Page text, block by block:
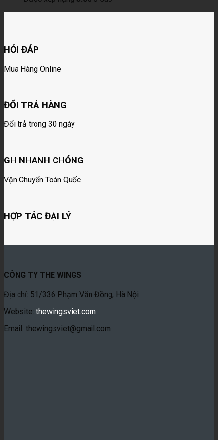
HỎI ĐÁP
Mua Hàng Online
ĐỔI TRẢ HÀNG
Đổi trả trong 30 ngày
GH NHANH CHÓNG
Vận Chuyển Toàn Quốc
HỢP TÁC ĐẠI LÝ
CÔNG TY THE WINGS
Địa chỉ: 51/336 Phạm Văn Đồng, Hà Nội
Website: thewingsviet.com
Email: thewingsviet@gmail.com